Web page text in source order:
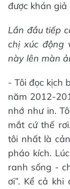
được khán
Lần đầu tiếp
chị xúc động
này lên màn
- Tôi đọc kịch
năm 2012-
nhớ như in.
mắt cứ thế
tôi nhất là
pháo kích.
ranh sống -
ơi”. Kể cả